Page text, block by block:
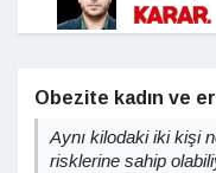
Obezite kadın ve
Aynı kilodaki iki kişi
risklerine sahip